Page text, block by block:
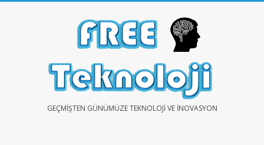
FREEGEÇMIŞTEN GÜNÜMÜZE TEKNOLOJI VE İNOVASYON